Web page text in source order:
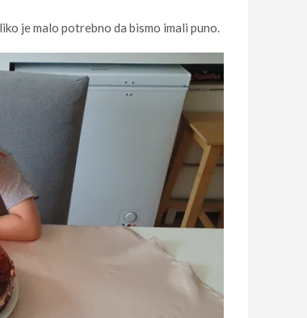
je malo potrebno da bismo imali puno.